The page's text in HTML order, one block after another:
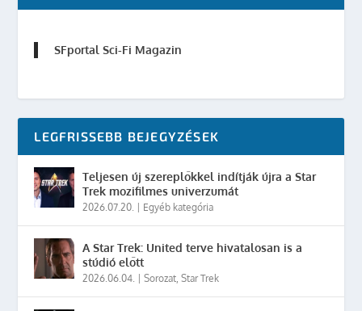
SFportal Sci-Fi Magazin
LEGFRISSEBB BEJEGYZÉSEK
Teljesen új szereplőkkel indítják újra a Star
Trek mozifilmes univerzumát
2026.07.20. Egyéb kategória
A Star Trek: United terve hivatalosan is a
stúdió előtt
2026.06.04. |Sorozat,Star Trek